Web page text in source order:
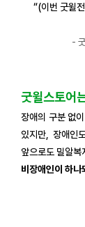
“(이번 굿윌
-
굿윌스토어
장애의 구분 없
있지만, 장애인
앞으로도 밀알
비장애인이 하나